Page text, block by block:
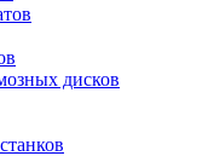
дисков